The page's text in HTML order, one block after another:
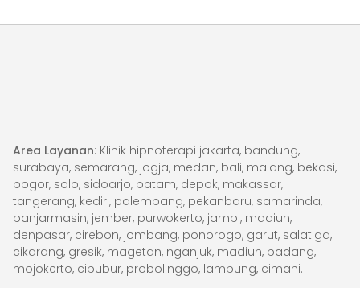
Area Layanan: Klinik hipnoterapi jakarta, bandung,
surabaya, semarang, jogja, medan, bali, malang, bekasi,
bogor, solo, sidoarjo, batam, depok, makassar,
tangerang, kediri, palembang, pekanbaru, samarinda,
banjarmasin, jember, purwokerto, jambi, madiun,
denpasar, cirebon, jombang, ponorogo, garut, salatiga,
cikarang, gresik, magetan, nganjuk, madiun, padang,
mojokerto, cibubur, probolinggo, lampung, cimahi.